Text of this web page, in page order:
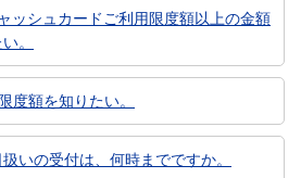
ッシュカードご利用限度額以上の金額
。
度額を知りたい。
いの受付は、何時までですか。